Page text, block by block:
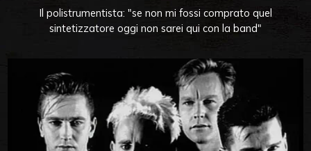
Il polistrumentista: "se non mi fossi comprato quel
sintetizzatore oggi non sarei qui con la band"